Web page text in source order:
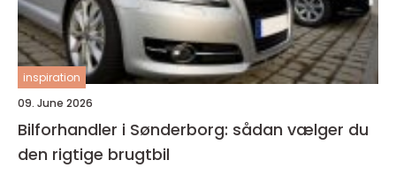
inspiration
09. June 2026
Bilforhandler i Sønderborg: sådan vælger du
den rigtige brugtbil